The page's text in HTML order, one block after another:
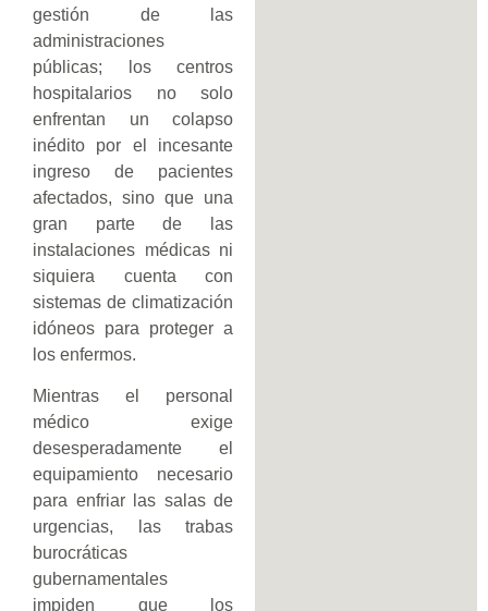
gestión de las
administraciones
públicas; los centros
hospitalarios no solo
enfrentan un colapso
inédito por el incesante
ingreso de pacientes
afectados, sino que una
gran parte de las
instalaciones médicas ni
siquiera cuenta con
sistemas de climatización
idóneos para proteger a
los enfermos.
Mientras el personal
médico exige
desesperadamente el
equipamiento necesario
para enfriar las salas de
urgencias, las trabas
burocráticas
gubernamentales
impiden que los